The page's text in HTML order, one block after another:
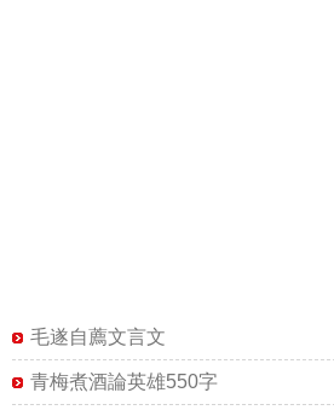
毛遂自薦文言文
青梅煮酒論英雄550字